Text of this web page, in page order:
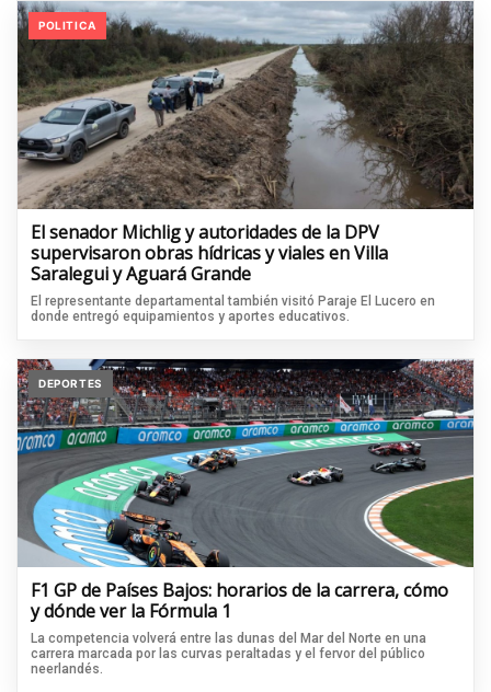
POLITICA
El senador Michlig y autoridades de la DPV
supervisaron obras hídricas y viales en Villa
Saralegui y Aguará Grande
El representante departamental también visitó Paraje El Lucero en
donde entregó equipamientos y aportes educativos.
DEPORTES
F1 GP de Países Bajos: horarios de la carrera, cómo
y dónde ver la Fórmula 1
La competencia volverá entre las dunas del Mar del Norte en una
carrera marcada por las curvas peraltadas y el fervor del público
neerlandés.